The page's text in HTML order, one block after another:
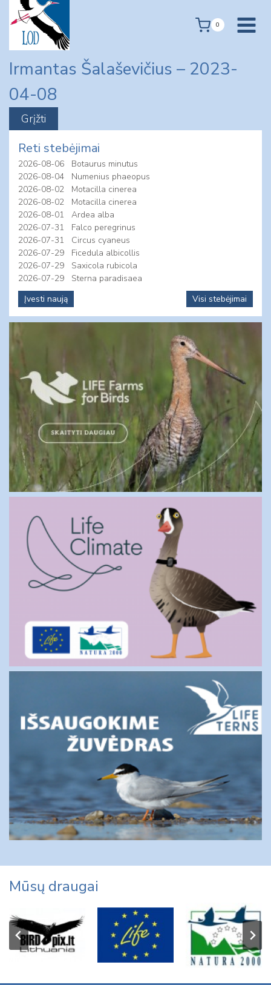
content
0
Irmantas Šalaševičius – 2023-
04-08
Reti stebėjimai
2026-08-06
Botaurus minutus
2026-08-04
Numenius phaeopus
2026-08-02
Motacilla cinerea
2026-08-02
Motacilla cinerea
2026-08-01
Ardea alba
2026-07-31
Falco peregrinus
2026-07-31
Circus cyaneus
2026-07-29
Ficedula albicollis
2026-07-29
Saxicola rubicola
2026-07-29
Sterna paradisaea
Įvesti naują
Visi stebėjimai
Mūsų draugai